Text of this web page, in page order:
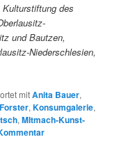
des
und Bautzen,
Niederschlesien,
mitAnita Bauer,
,Konsumgalerie,
,MItmach-Kunst-